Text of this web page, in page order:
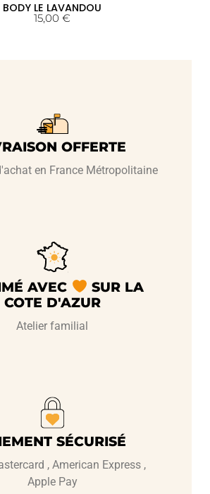
BODY LE LAVANDOU
15,00 €
OFFERTE
en France Métropolitaine
AVEC
SUR LA
COTE D'AZUR
Atelier familial
SÉCURISÉ
, American Express ,
Apple Pay